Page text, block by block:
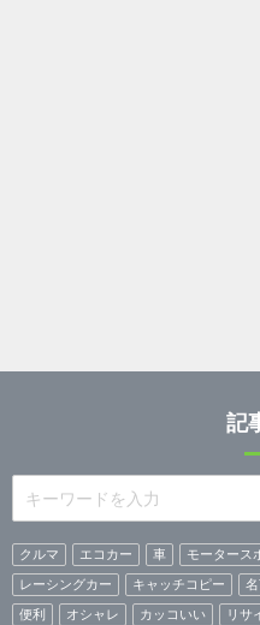
記
クルマ エコカー 車 モータース
レーシングカー
キャッチコピー
便利
オシャレ カッコいい リサ